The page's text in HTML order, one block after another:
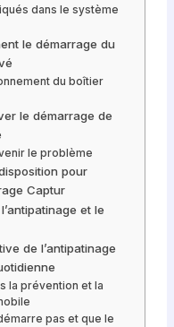
dans le système
le démarrage du
du boîtier
le démarrage de
le problème
pour
Captur
et le
de l’antipatinage
la prévention et la
pas et que le